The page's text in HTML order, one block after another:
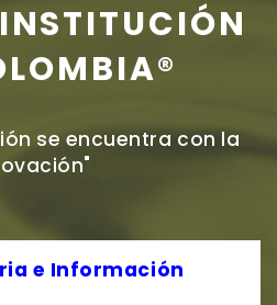
se encuentra con la
e Información